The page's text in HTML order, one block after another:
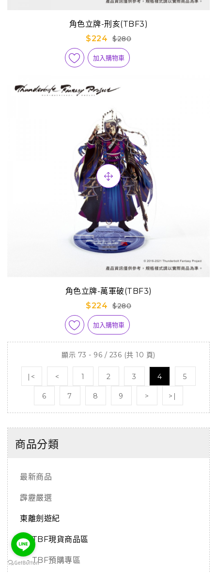
角色立牌-刑亥(TBF3)
$224
$280
加入購物車
角色立牌-萬軍破(TBF3)
$224
$280
加入購物車
顯示 73 - 96 / 236 (共 10 頁)
|< < 1 2 3 4 5
6 7 8 9 > >|
商品分類
最新商品
霹靂嚴選
東離劍遊紀
- TBF現貨商品區
- TBF預購專區